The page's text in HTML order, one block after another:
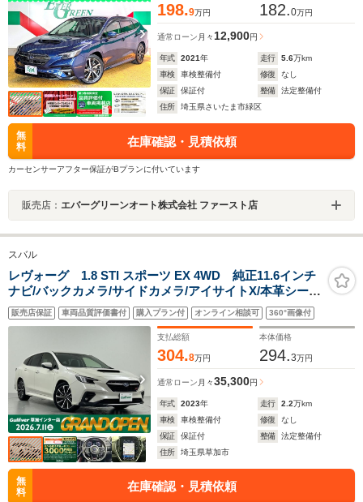
198.9万円 182.0万円
通常ローン 月々12,900円
年式 2021年 走行 5.6万km
車検
車検整備付 修復
なし
保証
保証付 整備
法定整備付
住所
埼玉県さいたま市緑区
無
料
在庫確認・見積依頼
カーセンサーアフター保証がBプランに付いています
販売店： エバーグリーンオート株式会社 ファースト店
スバル
レヴォーグ 1.8 STI スポーツ EX 4WD 純正11.6インチ
ナビ/バックカメラ/サイドカメラ/アイサイトX/本革シー
ト/パワーシート/シートヒーター/シートメモリー/ブライ
ンドスポットモニター/パワーバックドア/LEDヘッドライ
販売店保証 車両品質評価書付 購入プラン付 オンライン相談可 360°画像付
支払総額
304.8万円
本体価格
294.3万円
通常ローン 月々35,300円
年式 2023年 走行 2.2万km
車検
車検整備付 修復
なし
保証
保証付 整備
法定整備付
住所
埼玉県草加市
無
料
在庫確認・見積依頼